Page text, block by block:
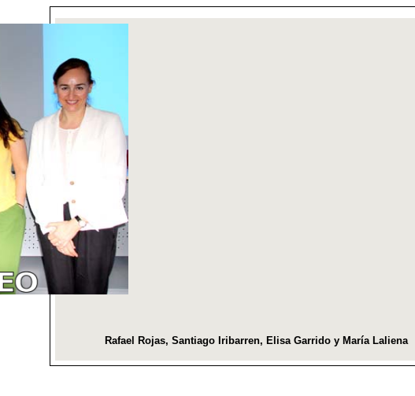
Rafael Rojas, Santiago Iribarren, Elisa Garrido y María Laliena